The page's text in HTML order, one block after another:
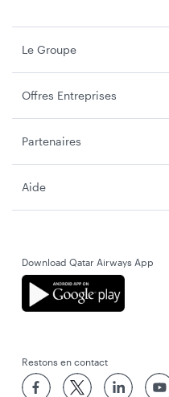
Le Groupe
Offres Entreprises
Partenaires
Aide
Download Qatar Airways App
Restons en contact